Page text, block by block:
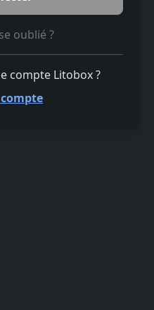
oublié ?
compte Litobox ?